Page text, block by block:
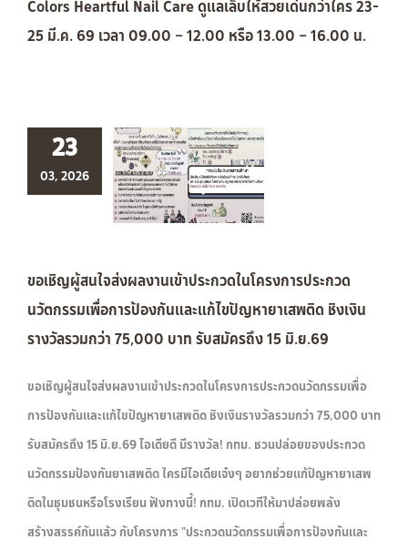
Colors Heartful Nail Care ดูแลเล็บให้สวยเด่นกว่าใคร 23-
25 มี.ค. 69 เวลา 09.00 – 12.00 หรือ 13.00 – 16.00 น.
23
03, 2026
ขอเชิญผู้สนใจส่งผลงานเข้าประกวดในโครงการประกวด
นวัตกรรมเพื่อการป้องกันและแก้ไขปัญหายาเสพติด ชิงเงิน
รางวัลรวมกว่า 75,000 บาท รับสมัครถึง 15 มิ.ย.69
ขอเชิญผู้สนใจส่งผลงานเข้าประกวดในโครงการประกวดนวัตกรรมเพื่อ
การป้องกันและแก้ไขปัญหายาเสพติด ชิงเงินรางวัลรวมกว่า 75,000 บาท
รับสมัครถึง 15 มิ.ย.69 ไอเดียดี มีรางวัล! กทม. ชวนปล่อยของประกวด
นวัตกรรมป้องกันยาเสพติด ใครมีไอเดียเจ๋งๆ อยากช่วยแก้ปัญหายาเสพ
ติดในชุมชนหรือโรงเรียน ฟังทางนี้! กทม. เปิดเวทีให้มาปล่อยพลัง
สร้างสรรค์กันแล้ว กับโครงการ "ประกวดนวัตกรรมเพื่อการป้องกันและ